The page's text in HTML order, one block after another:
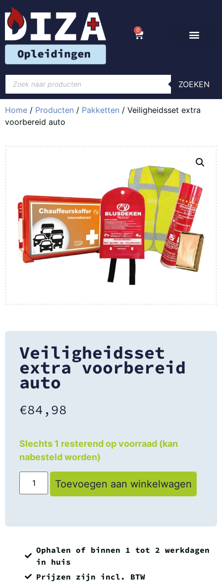
0
ZOEKEN
Home / Producten / Pakketten / Veiligheidsset extra
voorbereid auto
Veiligheidsset
extra voorbereid
auto
€84,98
Slechts 1 resterend op voorraad (kan
nabesteld worden)
Toevoegen aan winkelwagen
Ophalen of binnen 1 tot 2 werkdagen
in huis
Prijzen zijn incl. BTW